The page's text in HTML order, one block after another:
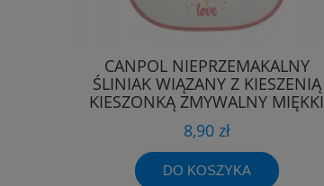
CANPOL NIEPRZEMAKALNY
ŚLINIAK WIĄZANY Z KIESZENIĄ
KIESZONKĄ ZMYWALNY MIĘKKI
8,90 zł
DO KOSZYKA